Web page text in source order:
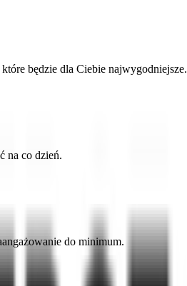
będzie dla Ciebie najwygodniejsze.
na co dzień.
do minimum.